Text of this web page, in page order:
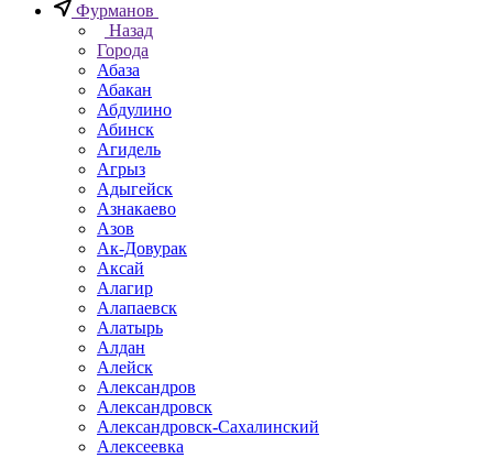
Фурманов
Назад
Города
Абаза
Абакан
Абдулино
Абинск
Агидель
Агрыз
Адыгейск
Азнакаево
Азов
Ак-Довурак
Аксай
Алагир
Алапаевск
Алатырь
Алдан
Алейск
Александров
Александровск
Александровск-Сахалинский
Алексеевка